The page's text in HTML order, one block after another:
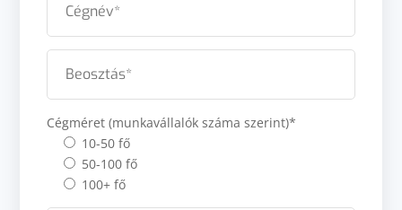
Cégméret (munkavállalók száma szerint)*
10-50 fő
50-100 fő
100+ fő